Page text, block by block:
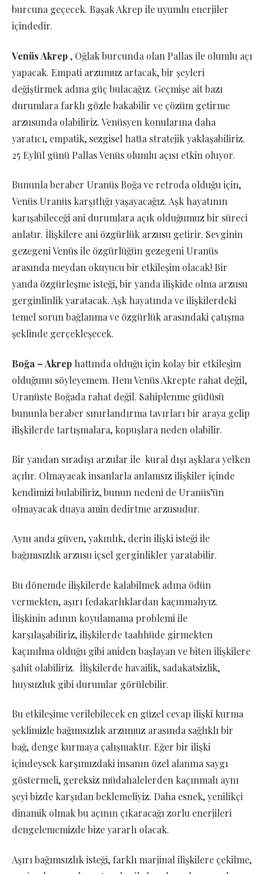
burcuna geçecek. Başak Akrep ile uyumlu enerjiler
içindedir.
Venüs Akrep, Oğlak burcunda olan Pallas ile olumlu açı
yapacak. Empati arzumuz artacak, bir şeyleri
değiştirmek adına güç bulacağız. Geçmişe ait bazı
durumlara farklı gözle bakabilir ve çözüm getirme
arzusunda olabiliriz. Venüsyen konularına daha
yaratıcı, empatik, sezgisel hatta stratejik yaklaşabiliriz.
25 Eylül günü Pallas Venüs olumlu açısı etkin oluyor.
Bununla beraber Uranüs Boğa ve retroda olduğu için,
Venüs Uranüs karşıtlığı yaşayacağız. Aşk hayatının
karışabileceği ani durumlara açık olduğumuz bir süreci
anlatır. İlişkilere ani özgürlük arzusu getirir. Sevginin
gezegeni Venüs ile özgürlüğün gezegeni Uranüs
arasında meydan okuyucu bir etkileşim olacak! Bir
yanda özgürleşme isteği, bir yanda ilişkide olma arzusu
gerginlinlik yaratacak. Aşk hayatında ve ilişkilerdeki
temel sorun bağlanma ve özgürlük arasındaki çatışma
şeklinde gerçekleşecek.
Boğa – Akrep hattında olduğu için kolay bir etkileşim
olduğunu söyleyemem. Hem Venüs Akrepte rahat değil,
Uranüste Boğada rahat değil. Sahiplenme güdüsü
bununla beraber sınırlandırma tavırları bir araya gelip
ilişkilerde tartışmalara, kopuşlara neden olabilir.
Bir yandan sıradışı arzular ile kural dışı aşklara yelken
açılır. Olmayacak insanlarla anlamsız ilişkiler içinde
kendimizi bulabiliriz, bunun nedeni de Uranüs’ün
olmayacak duaya amin dedirtme arzusudur.
Aynı anda güven, yakınlık, derin ilişki isteği ile
bağımsızlık arzusu içsel gerginlikler yaratabilir.
Bu dönemde ilişkilerde kalabilmek adına ödün
vermekten, aşırı fedakarlıklardan kaçınmalıyız.
İlişkinin adının koyulamama problemi ile
karşılaşabiliriz, ilişkilerde taahhüde girmekten
kaçınılma olduğu gibi aniden başlayan ve biten ilişkilere
şahit olabiliriz. İlişkilerde havailik, sadakatsizlik,
huysuzluk gibi durumlar görülebilir.
Bu etkileşime verilebilecek en güzel cevap ilişki kurma
şeklimizle bağımsızlık arzumuz arasında sağlıklı bir
bağ, denge kurmaya çalışmaktır. Eğer bir ilişki
içindeysek karşımızdaki insanın özel alanına saygı
göstermeli, gereksiz müdahalelerden kaçınmalı aynı
şeyi bizde karşıdan beklemeliyiz. Daha esnek, yenilikçi
dinamik olmak bu açının çıkaracağı zorlu enerjileri
dengelememizde bize yararlı olacak.
Aşırı bağımsızlık isteği, farklı marjinal ilişkilere çekilme,